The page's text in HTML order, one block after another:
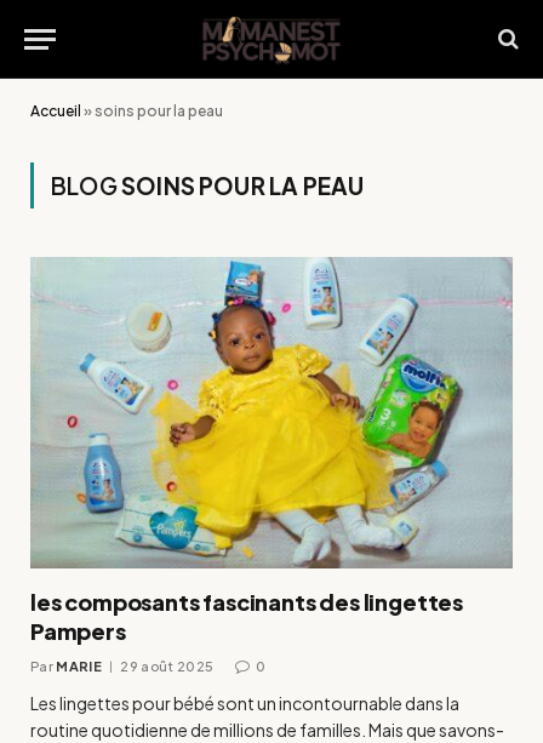
Accueil »soins pour la peau
BLOGSOINS POUR LA PEAU
les composants fascinants des lingettes
Pampers
Par MARIE 29 août 2025 0
Les lingettes pour bébé sont un incontournable dans la
routine quotidienne de millions de familles. Mais que savons-